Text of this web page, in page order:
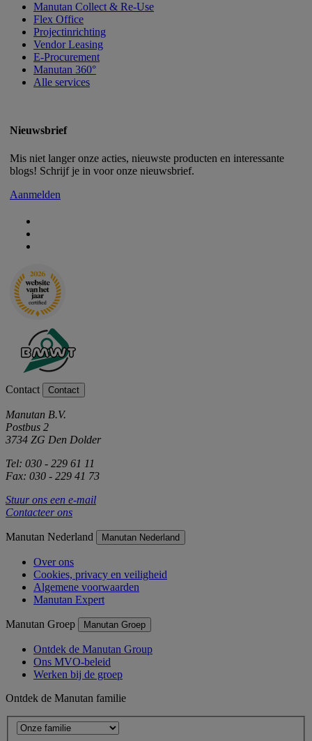
Manutan Collect & Re-Use
Flex Office
Projectinrichting
Vendor Leasing
E-Procurement
Manutan 360°
Alle services
Nieuwsbrief
Mis niet langer onze acties, nieuwste producten en interessante
blogs! Schrijf je in voor onze nieuwsbrief.
Aanmelden
Contact Contact
Manutan B.V.
Postbus 2
3734 ZG Den Dolder
Tel: 030 - 229 61 11
Fax: 030 - 229 41 73
Stuur ons een e-mail
Contacteer ons
Manutan Nederland Manutan Nederland
Over ons
Cookies, privacy en veiligheid
Algemene voorwaarden
Manutan Expert
Manutan Groep Manutan Groep
Ontdek de Manutan Group
Ons MVO-beleid
Werken bij de groep
Ontdek de Manutan familie